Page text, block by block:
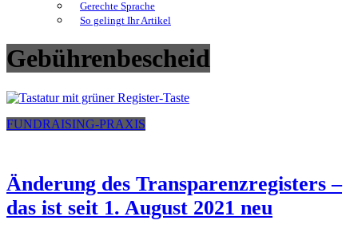
Gerechte Sprache
So gelingt Ihr Artikel
Gebührenbescheid
FUNDRAISING-PRAXIS
Änderung des Transparenzregisters –
das ist seit 1. August 2021 neu